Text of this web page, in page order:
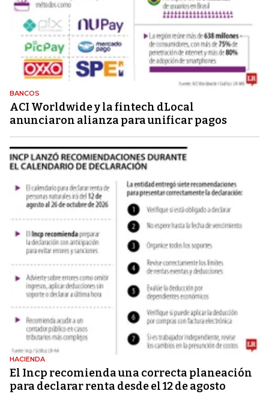
BANCOS
ACI Worldwide y la fintech dLocal
anunciaron alianza para unificar pagos
HACIENDA
El Incp recomienda una correcta planeación
para declarar renta desde el 12 de agosto